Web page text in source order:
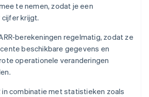
te nemen, zodat je een
krijgt.
berekeningen regelmatig, zodat ze
beschikbare gegevens en
operationele veranderingen
in combinatie met statistieken zoals